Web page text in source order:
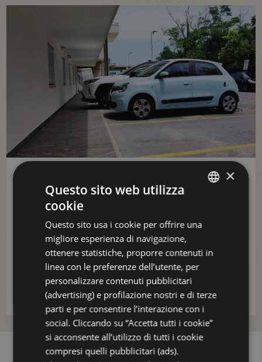
PARCHEGGIO
garantito
In Hotel
oppure a 500 metri
scopri i servizi
ENGLISH
FRENCH
×
Questo sito web utilizza
cookie
Questo sito usa i cookie per offrire una
migliore esperienza di navigazione,
ottenere statistiche, proporre contenuti in
linea con le preferenze dell’utente, per
personalizzare contenuti pubblicitari
(advertising) e profilazione nostri e di terze
parti e per consentire l’interazione con i
social. Cliccando su “Accetta tutti i cookie”
si acconsente all’utilizzo di tutti i cookie
compresi quelli pubblicitari (ads).